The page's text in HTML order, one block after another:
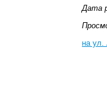
Дата
на ул.